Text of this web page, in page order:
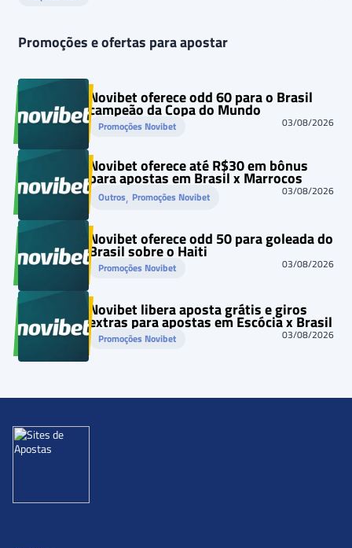
Promoções e ofertas para apostar
Novibet oferece odd 60 para o Brasil
campeão da Copa do Mundo
Promoções Novibet 03/08/2026
Novibet oferece até R$30 em bônus
para apostas em Brasil x Marrocos
Outros, Promoções Novibet 03/08/2026
Novibet oferece odd 50 para goleada do
Brasil sobre o Haiti
Promoções Novibet 03/08/2026
Novibet libera aposta grátis e giros
extras para apostas em Escócia x Brasil
Promoções Novibet 03/08/2026